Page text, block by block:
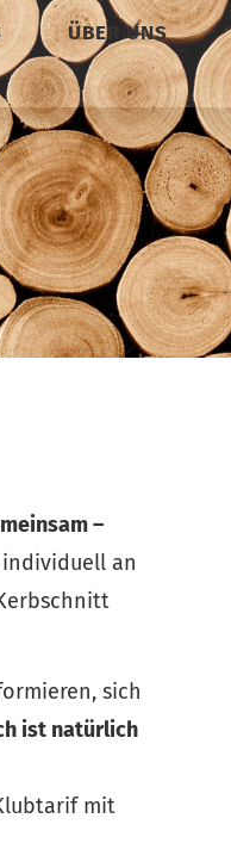
ÜBER UNS
–
an
sich
ist natürlich
mit